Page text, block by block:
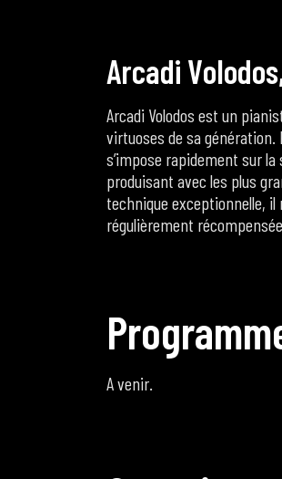
Arcadi Volodos
Arcadi Volodos est un
virtuoses de sa
s’impose rapidement sur
produisant avec les plus
technique exceptionnelle,
régulièrement
Programm
A venir.